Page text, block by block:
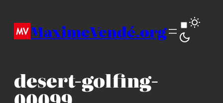
contenuMaximeVendé.org
desert-golfing-